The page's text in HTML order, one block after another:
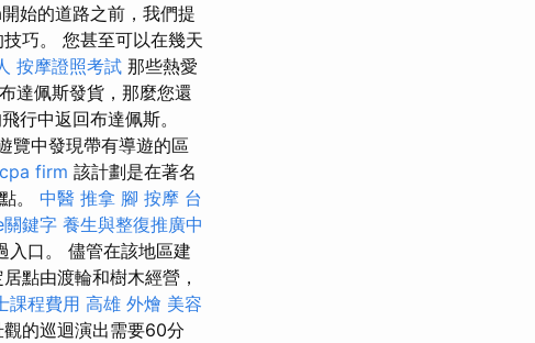
始的道路之前，我們提
巧。 您甚至可以在幾天
按摩證照考試 那些熱愛
達佩斯發貨，那麼您還
行中返回布達佩斯。
覽中發現帶有導遊的區
cpa firm 該計劃是在著名
。 中醫 推拿 腳 按摩 台
鍵字 養生與整復推廣中
入口。 儘管在該地區建
點由渡輪和樹木經營，
課程費用 高雄 外燴 美容
的巡迴演出需要60分